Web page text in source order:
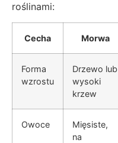
roślinami:
Cecha Morwa
Forma
wzrostu
Drzewo lub
wysoki
krzew
Owoce
Mięsiste,
na